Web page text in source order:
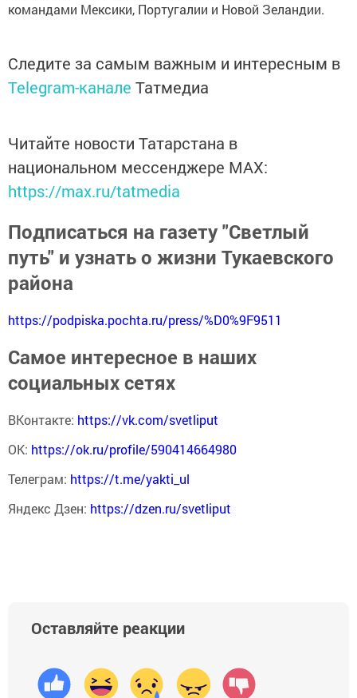
командами Мексики, Португалии и Новой Зеландии.
Следите за самым важным и интересным в
Telegram-канале Татмедиа
Читайте новости Татарстана в
национальном мессенджере MАХ:
https://max.ru/tatmedia
Подписаться на газету "Светлый
путь" и узнать о жизни Тукаевского
района
https://podpiska.pochta.ru/press/%D0%9F9511
Самое интересное в наших
социальных сетях
ВКонтакте: https://vk.com/svetliput
ОК: https://ok.ru/profile/590414664980
Телеграм: https://t.me/yakti_ul
Яндекс Дзен: https://dzen.ru/svetliput
Оставляйте реакции